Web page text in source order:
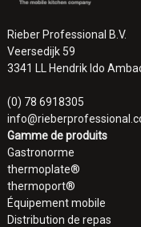
Rieber Professional B.V.
Veersedijk 59
3341 LL Hendrik Ido
(0) 78 6918305
Gamme de produits
Gastronorme
thermoplate®
thermoport®
Équipement mobile
Distribution de repas